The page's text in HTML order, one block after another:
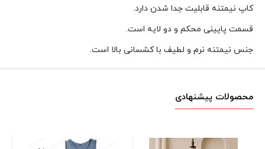
کاپ نیمتنه قابلیت جدا شدن دارد.
قسمت پایینی محکم و دو لایه است.
جنس نیمتنه نرم و لطیف با کشسانی بالا است.
محصولات پیشنهادی